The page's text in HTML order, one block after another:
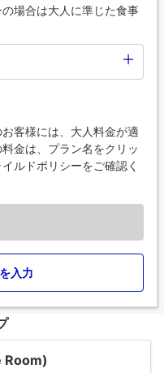
場合は大人に準じた食事
客様には、大人料金が適
金は、プラン名をクリッ
ルドポリシーをご確認く
入力
Room)